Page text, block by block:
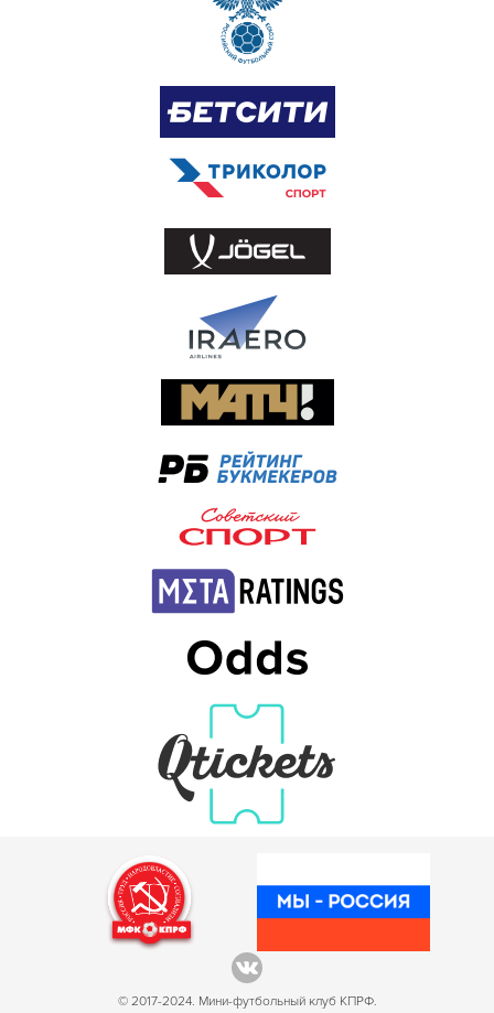
© 2017-2024. Мини-футбольный клуб КПРФ.